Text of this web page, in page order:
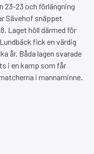
23-23 och förlängning
Sävehof snäppet
Laget höll därmed för
fick en värdig
år. Båda lagen svarade
i en kamp som får
i mannaminne.